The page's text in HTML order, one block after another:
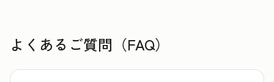
よくあるご質問（FAQ）